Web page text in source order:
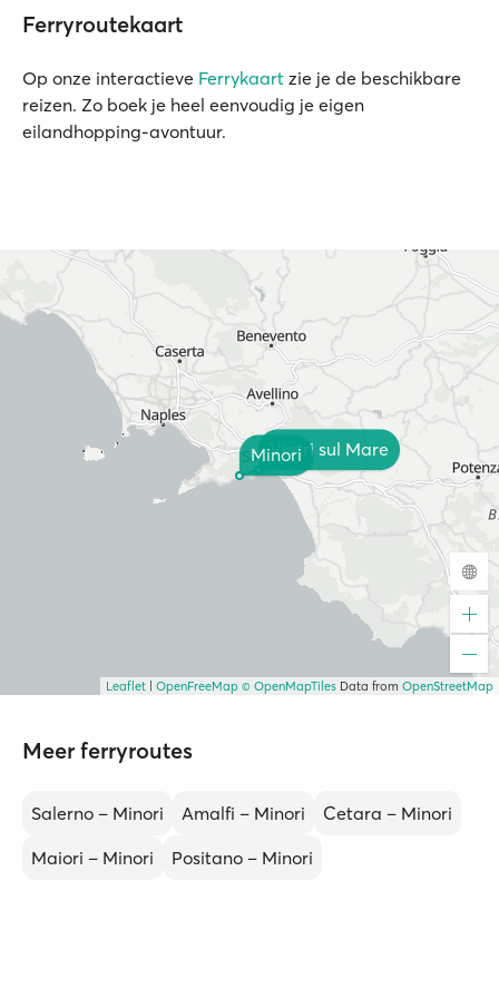
Ferryroutekaart
Op onze interactieve Ferrykaart zie je de beschikbare
reizen. Zo boek je heel eenvoudig je eigen
eilandhopping-avontuur.
Vietri sul Mare
Minori
Leaflet OpenFreeMap © OpenMapTiles Data from OpenStreetMap
Meer ferryroutes
Salerno – Minori Amalfi – Minori
Cetara – Minori
Maiori – Minori
Positano – Minori